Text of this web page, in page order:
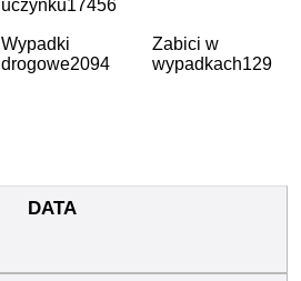
uczynku17456
Wypadki
drogowe2094
Zabici w
wypadkach129